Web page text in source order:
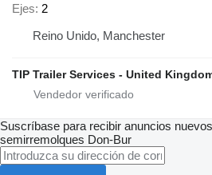
Ejes 2
Reino Unido, Manchester
TIP Trailer Services - United
Suscríbase para recibir anuncios
semirremolques Don-Bur